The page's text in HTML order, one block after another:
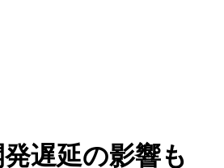
遅延の影響も